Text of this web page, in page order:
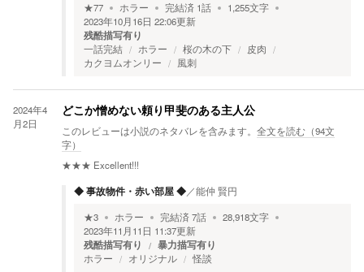
★77 ホラー 完結済 1話 1,255文字
2023年10月16日 22:06更新
残酷描写有り
一話完結 ホラー 桜の木の下
皮肉
カクヨムオンリー
風刺
2024年4
月2日
どこか憎めない頼り甲斐のある主人公
このレビューは小説のネタバレを含みます。 全文を読む（94文
字）
★★★ Excellent!!!
◆ 事故物件・赤い部屋 ◆／能仲 賢円
★3 ホラー 完結済7話 28,918文字
2023年11月11日 11:37更新
残酷描写有り 暴力描写有り
ホラー オリジナル 怪談